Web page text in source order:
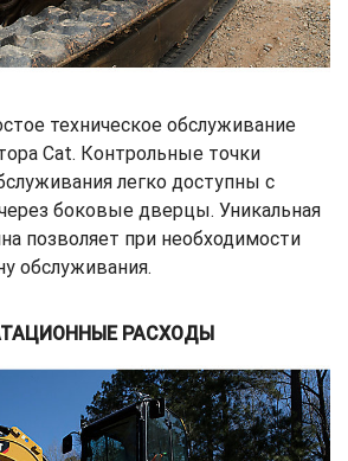
техническое обслуживание
Cat. Контрольные точки
легко доступны с
боковые дверцы. Уникальная
позволяет при необходимости
обслуживания.
РАСХОДЫ